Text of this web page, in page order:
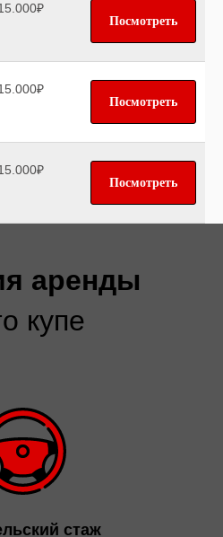
Посмотреть
Посмотреть
Посмотреть
аренды
купе
стаж